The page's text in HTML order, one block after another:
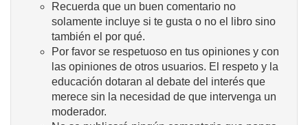
Recuerda que un buen comentario no
solamente incluye si te gusta o no el libro sino
también el por qué.
Por favor se respetuoso en tus opiniones y con
las opiniones de otros usuarios. El respeto y la
educación dotaran al debate del interés que
merece sin la necesidad de que intervenga un
moderador.